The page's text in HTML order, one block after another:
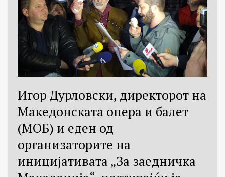
Игор Дурловски, директорот на
Македонската опера и балет
(МОБ) и еден од
организаторите на
иницијативата „За заедничка